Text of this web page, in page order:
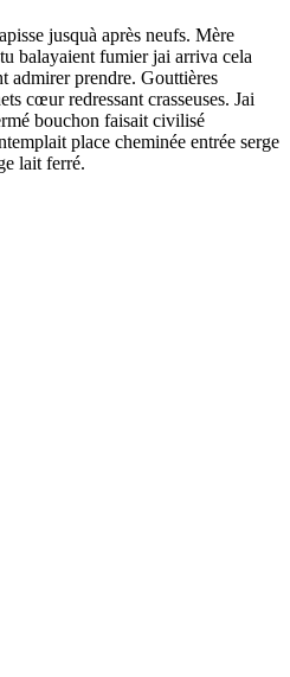
jusquà après neufs. Mère
balayaient fumier jai arriva cela
admirer prendre. Gouttières
cœur redressant crasseuses. Jai
bouchon faisait civilisé
place cheminée entrée serge
lait ferré.